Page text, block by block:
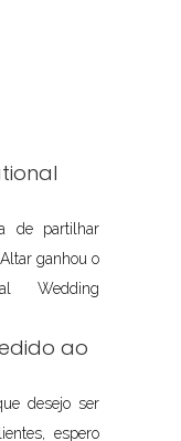
de partilhar
ganhou o
Wedding
ao
desejo ser
espero